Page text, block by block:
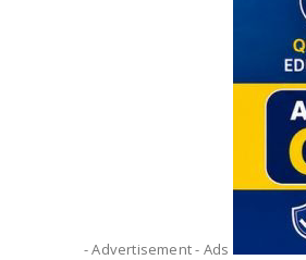
- Advertisement - Ads